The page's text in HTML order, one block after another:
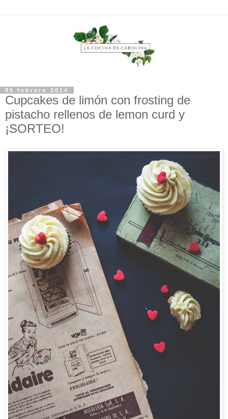
05 febrero 2014
Cupcakes de limón con frosting de
pistacho rellenos de lemon curd y
¡SORTEO!